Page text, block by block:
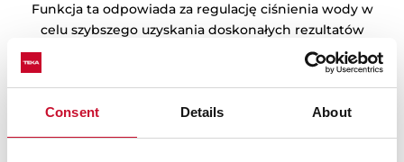
Consent Details About
Funkcja ta odpowiada za regulację ciśnienia wody w
celu szybszego uzyskania doskonałych rezultatów
zmywania, skracając czas wybranego programu mycia